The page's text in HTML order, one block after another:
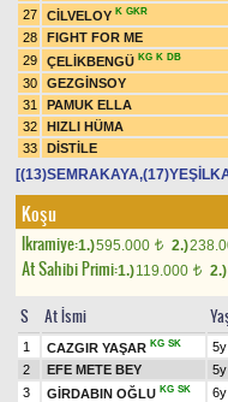
27
CİLVELOY K GKR
28
FIGHT FOR ME
29
ÇELİKBENGÜ KG K DB
30
GEZGİNSOY
31
PAMUK ELLA
32
HIZLI HÜMA
33
DİSTİLE
Koşu
Ikramiye:1.)595.000 t 2.)
At Sahibi Primi:1.)119.000 t 2.)
S At İsmi
1 CAZGIR YAŞAR KG SK
2
EFE METE BEY
3
GİRDABIN OĞLU KG SK